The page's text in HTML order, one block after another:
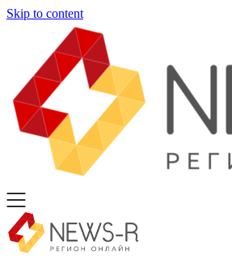
Skip to content